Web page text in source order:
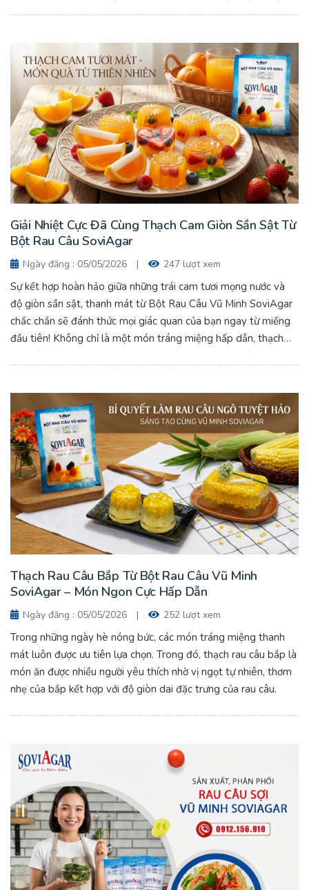
khi sử dụng Bột Rau Câu Vũ Minh SoviAgar, món chè sẽ có độ
Giải Nhiệt Cực Đã Cùng Thạch Cam Giòn Sần Sật Từ
Bột Rau Câu SoviAgar
Ngày đăng : 05/05/2026 | 247 lượt xem
Sự kết hợp hoàn hảo giữa những trái cam tươi mọng nước và
độ giòn sần sật, thanh mát từ Bột Rau Câu Vũ Minh SoviAgar
chắc chắn sẽ đánh thức mọi giác quan của bạn ngay từ miếng
đầu tiên! Không chỉ là một món tráng miệng hấp dẫn, thạch
Thạch Rau Câu Bắp Từ Bột Rau Câu Vũ Minh
SoviAgar – Món Ngon Cực Hấp Dẫn
Ngày đăng : 05/05/2026 | 252 lượt xem
Trong những ngày hè nóng bức, các món tráng miệng thanh
mát luôn được ưu tiên lựa chọn. Trong đó, thạch rau câu bắp là
món ăn được nhiều người yêu thích nhờ vị ngọt tự nhiên, thơm
nhẹ của bắp kết hợp với độ giòn dai đặc trưng của rau câu.